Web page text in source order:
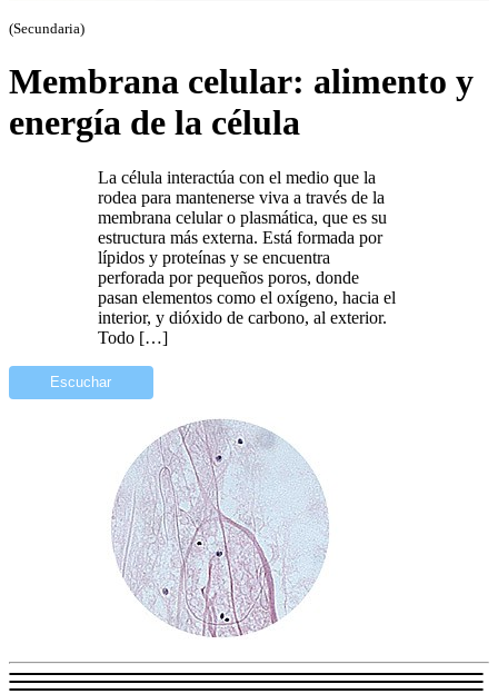
(Secundaria)
Membrana celular: alimento y
energía de la célula
La célula interactúa con el medio que la
rodea para mantenerse viva a través de la
membrana celular o plasmática, que es su
estructura más externa. Está formada por
lípidos y proteínas y se encuentra
perforada por pequeños poros, donde
pasan elementos como el oxígeno, hacia el
interior, y dióxido de carbono, al exterior.
Todo […]
Escuchar